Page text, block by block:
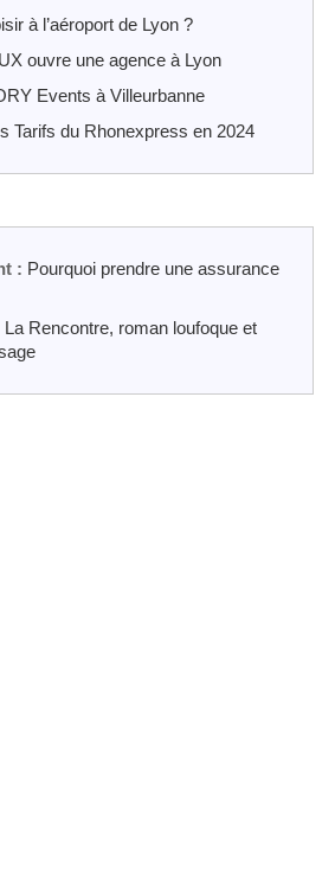
à l’aéroport de Lyon ?
ouvre une agence à Lyon
Events à Villeurbanne
Tarifs du Rhonexpress en 2024
: Pourquoi prendre une assurance
La Rencontre, roman loufoque et